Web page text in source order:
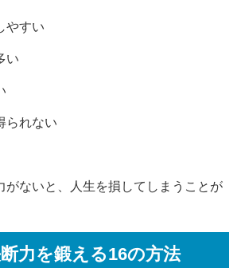
やすい
い
られない
がないと、人生を損してしまうことが
力を鍛える16の方法